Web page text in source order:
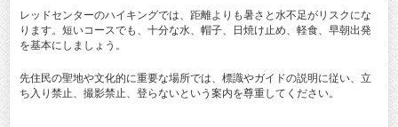
レッドセンターのハイキングでは、距離よりも暑さと水不足がリスクにな
ります。短いコースでも、十分な水、帽子、日焼け止め、軽食、早朝出発
を基本にしましょう。
先住民の聖地や文化的に重要な場所では、標識やガイドの説明に従い、立
ち入り禁止、撮影禁止、登らないという案内を尊重してください。